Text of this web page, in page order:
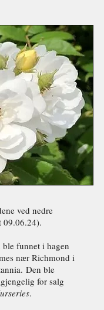
ved nedre
09.06.24).
funnet i hagen
nær Richmond i
Den ble
for salg
.